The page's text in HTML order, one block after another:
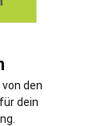
den
dein